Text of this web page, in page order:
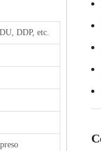
DDP, etc.